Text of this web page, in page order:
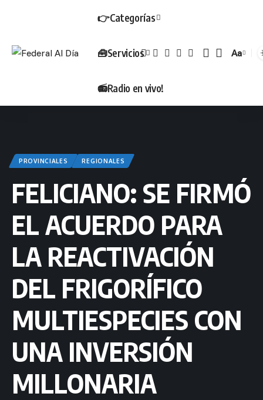
👉Categorías
🧰Servicios
📻Radio en vivo!
Aa
PROVINCIALES REGIONALES
FELICIANO: SE FIRMÓ
EL ACUERDO PARA
LA REACTIVACIÓN
DEL FRIGORÍFICO
MULTIESPECIES CON
UNA INVERSIÓN
MILLONARIA